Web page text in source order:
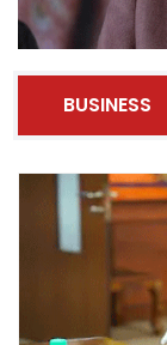
BUSINESS